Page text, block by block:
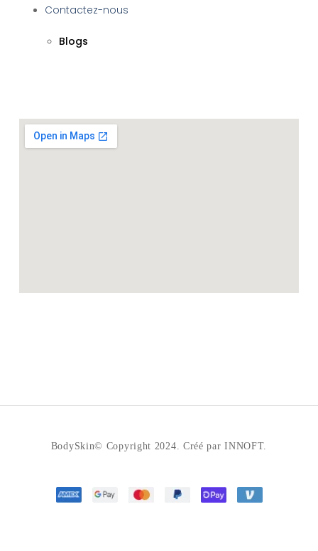
Contactez-nous
Blogs
BodySkin© Copyright 2024. Créé par INNOFT.